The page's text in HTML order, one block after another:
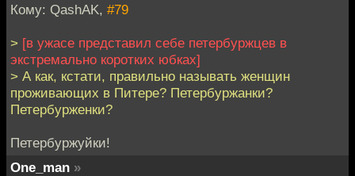
Кому: QashAK, #79
> [в ужасе представил себе петербуржцев в
экстремально коротких юбках]
> А как, кстати, правильно называть женщин
проживающих в Питере? Петербуржанки?
Петербурженки?
Петербуржуйки!
One_man »